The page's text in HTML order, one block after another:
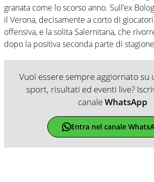
granata come lo scorso anno. Sull’ex
il Verona, decisamente a corto di
offensiva, e la solita Salernitana, che
dopo la positiva seconda parte di
Vuoi essere sempre aggiornato su
sport, risultati ed eventi live?
canaleWhatsApp
Entra nel canale